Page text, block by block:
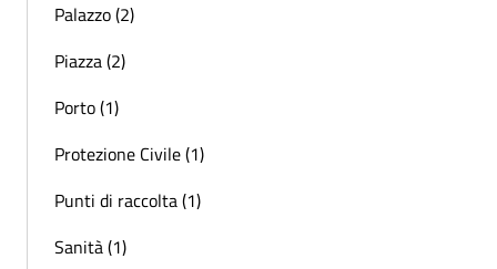
Palazzo (2)
Piazza (2)
Porto (1)
Protezione Civile (1)
Punti di raccolta (1)
Sanità (1)